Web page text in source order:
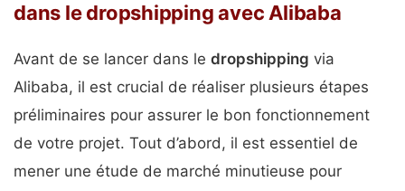
dans le dropshipping avec Alibaba
Avant de se lancer dans le dropshipping via
Alibaba, il est crucial de réaliser plusieurs étapes
préliminaires pour assurer le bon fonctionnement
de votre projet. Tout d’abord, il est essentiel de
mener une étude de marché minutieuse pour